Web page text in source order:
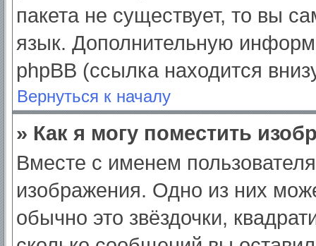
пакета не существует, то вы
язык. Дополнительную
phpBB (ссылка находится
Вернуться к началу
» Как я могу поместить
Вместе с именем
изображения. Одно из них
обычно это звёздочки,